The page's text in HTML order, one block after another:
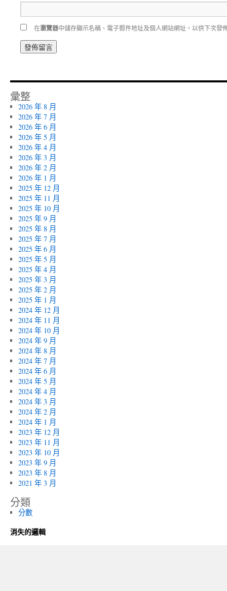
在瀏覽器中儲存顯示名稱、電子郵件地址及個人網站網址，以供下次發
彙整
2026 年 8 月
2026 年 7 月
2026 年 6 月
2026 年 5 月
2026 年 4 月
2026 年 3 月
2026 年 2 月
2026 年 1 月
2025 年 12 月
2025 年 11 月
2025 年 10 月
2025 年 9 月
2025 年 8 月
2025 年 7 月
2025 年 6 月
2025 年 5 月
2025 年 4 月
2025 年 3 月
2025 年 2 月
2025 年 1 月
2024 年 12 月
2024 年 11 月
2024 年 10 月
2024 年 9 月
2024 年 8 月
2024 年 7 月
2024 年 6 月
2024 年 5 月
2024 年 4 月
2024 年 3 月
2024 年 2 月
2024 年 1 月
2023 年 12 月
2023 年 11 月
2023 年 10 月
2023 年 9 月
2023 年 8 月
2021 年 3 月
分類
分數
消失的邏輯